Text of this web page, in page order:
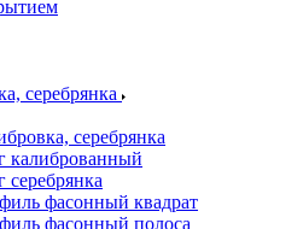
серебрянка
серебрянка
калиброванный
серебрянка
фасонный квадрат
фасонный полоса